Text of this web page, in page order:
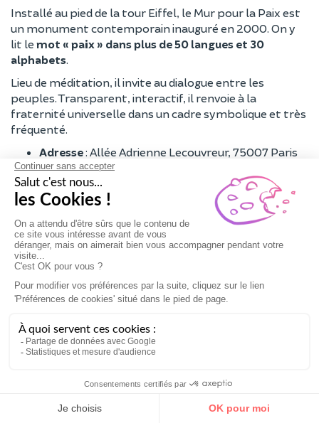
Installé au pied de la tour Eiffel, le Mur pour la Paix est
un monument contemporain inauguré en 2000. On y
lit le mot « paix » dans plus de 50 langues et 30
alphabets.
Lieu de méditation, il invite au dialogue entre les
peuples. Transparent, interactif, il renvoie à la
fraternité universelle dans un cadre symbolique et très
fréquenté.
Adresse: Allée Adrienne Lecouvreur, 75007 Paris
Accès: Métro ligne 8, station École Militaire
Horaires: Accessible en plein air, tous les jours
Vestige de l'église Saint-Jacques-la-Boucherie, la tour
Saint-Jacques est un élégant clocher gothique haut de
62 mètres. Elle marque le départ du pèlerinage vers
Compostelle.
Son ascension offre l'une des plus belles vues de Paris.
Elle n'est accessible que durant l'été, via des visites
guidées, pour admirer ses sculptures et ses gargouilles.
Adresse: Square de la Tour Saint-Jacques, 75004
: Métro lignes 1, 4, 7, 11, 14, station
Châtelet